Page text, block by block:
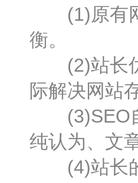
(1)原有网
衡。
(2)站长优
际解决网站
(3)SEO自
纯认为、文
(4)站长的